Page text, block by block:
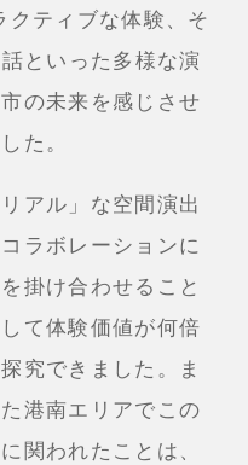
ティブな体験、そ
といった多様な演
の未来を感じさせ
た。
アル」な空間演出
ラボレーションに
掛け合わせること
て体験価値が何倍
究できました。ま
港南エリアでこの
関われたことは、